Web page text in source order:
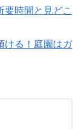
時間と見どこ
ける！庭園はガ